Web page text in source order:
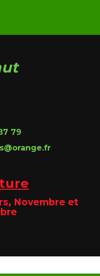
79
Novembre et